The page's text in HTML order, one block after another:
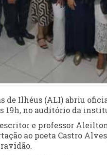
de Ilhéus (ALI) abriu
19h, no auditório da
e professor
ao poeta Castro